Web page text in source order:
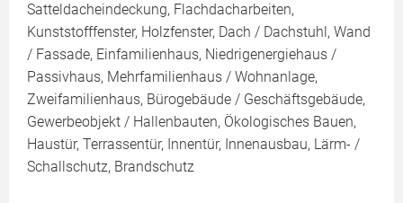
Satteldacheindeckung, Flachdacharbeiten,
Kunststofffenster, Holzfenster, Dach / Dachstuhl, Wand
/ Fassade, Einfamilienhaus, Niedrigenergiehaus /
Passivhaus, Mehrfamilienhaus / Wohnanlage,
Zweifamilienhaus, Bürogebäude / Geschäftsgebäude,
Gewerbeobjekt / Hallenbauten, Ökologisches Bauen,
Haustür, Terrassentür, Innentür, Innenausbau, Lärm- /
Schallschutz, Brandschutz